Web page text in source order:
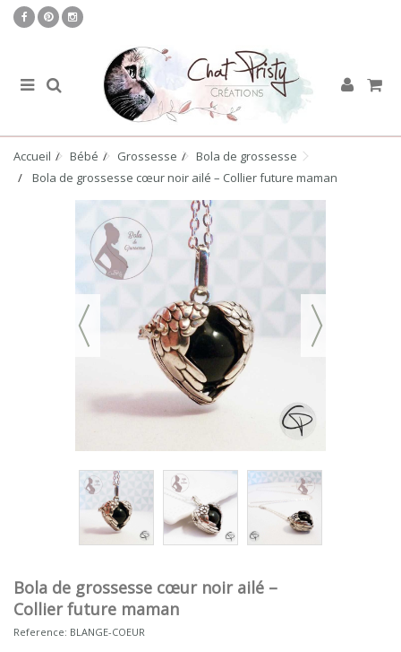
Accueil Bébé Grossesse
Bola de grossesse
Bola de grossesse cœur noir ailé – Collier future maman
Bola de grossesse cœur noir ailé –
Collier future maman
Reference: BLANGE-COEUR